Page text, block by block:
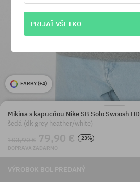
FARBY (+4)
Mikina s kapucňou Nike SB Solo Swoosh HD
šedá (dk grey heather/white)
103,90 € 79,90 €
-23%
DOPRAVA ZADARMO
VÝROBOK BOL PREDANÝ
PRIJAŤ VŠETKO